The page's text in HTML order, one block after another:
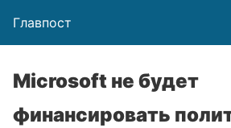
Главпост
Microsoft не будет
финансировать